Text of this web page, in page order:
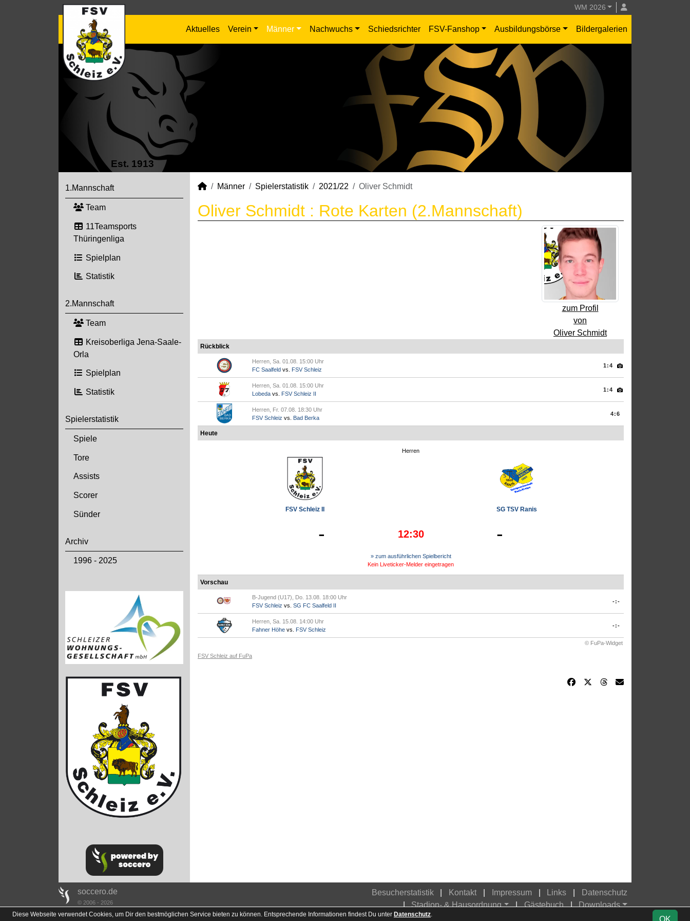
WM 2026
Aktuelles Verein Männer Nachwuchs Schiedsrichter FSV-Fanshop Ausbildungsbörse Bildergalerien
Est. 1913
1.Mannschaft
Team
11Teamsports
Thüringenliga
Spielplan
Statistik
2.Mannschaft
Team
Kreisoberliga Jena-Saale-
Orla
Spielplan
Statistik
Spielerstatistik
Spiele
Tore
Assists
Scorer
Sünder
Archiv
1996 - 2025
Männer Spielerstatistik 2021/22 Oliver Schmidt
Oliver Schmidt : Rote Karten (2.Mannschaft)
zum Profil
von
Oliver Schmidt
Rückblick
Herren, Sa. 01.08. 15:00 Uhr
FC Saalfeld vs. FSV Schleiz
1:4
Herren, Sa. 01.08. 15:00 Uhr
Lobeda vs. FSV Schleiz II
1:4
Herren, Fr. 07.08. 18:30 Uhr
FSV Schleiz vs. Bad Berka
4:6
Heute
Herren
FSV Schleiz II SG TSV Ranis
- 12:30 -
» zum ausführlichen Spielbericht
Kein Liveticker-Melder eingetragen
Vorschau
B-Jugend (U17), Do. 13.08. 18:00 Uhr
FSV Schleiz vs. SG FC Saalfeld II
-:-
Herren, Sa. 15.08. 14:00 Uhr
Fahner Höhe vs. FSV Schleiz
-:-
© FuPa-Widget
FSV Schleiz auf FuPa
soccero.de
© 2006 - 2026
Besucherstatistik Kontakt Impressum Links
Datenschutz
Stadion- & Hausordnung
Gästebuch
Downloads
OK
Diese Webseite verwendet Cookies, um Dir den bestmöglichen Service bieten zu können. Entsprechende Informationen findest Du unter Datenschutz.